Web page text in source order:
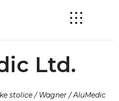
Ltd.
stolice / Wagner / AluMedic